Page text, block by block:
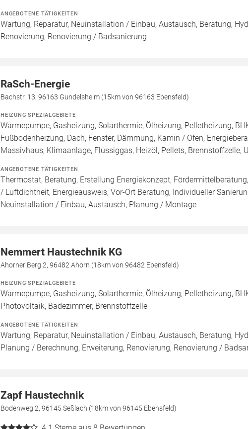
ANGEBOTENE TÄTIGKEITEN
Wartung, Reparatur, Neuinstallation / Einbau, Austausch, Beratung,
Renovierung, Renovierung / Badsanierung
RaSch-Energie
Bachstr. 13, 96163 Gundelsheim (15km von 96163 Ebensfeld)
HEIZUNG SPEZIALGEBIETE
Wärmepumpe, Gasheizung, Solarthermie, Ölheizung, Pelletheizung,
Fußbodenheizung, Dach, Fenster, Dämmung, Kamin / Ofen,
Massivhaus, Klimaanlage, Flüssiggas, Heizöl, Pellets, Brennstoffzelle,
ANGEBOTENE TÄTIGKEITEN
Thermostat, Beratung, Erstellung Energiekonzept,
/ Luftdichtheit, Energieausweis, Vor-Ort Beratung, Individueller
Neuinstallation / Einbau, Austausch, Planung / Montage
Nemmert Haustechnik KG
Ahorner Berg 2, 96482 Ahorn (18km von 96482 Ebensfeld)
HEIZUNG SPEZIALGEBIETE
Wärmepumpe, Gasheizung, Solarthermie, Ölheizung, Pelletheizung,
Photovoltaik, Badezimmer, Brennstoffzelle
ANGEBOTENE TÄTIGKEITEN
Wartung, Reparatur, Neuinstallation / Einbau, Austausch, Beratung,
Planung / Berechnung, Erweiterung, Renovierung, Renovierung /
Zapf Haustechnik
Bodenweg 2, 96145 Seßlach (18km von 96145 Ebensfeld)